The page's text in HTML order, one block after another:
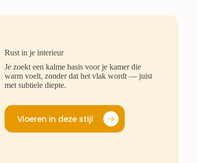
Rust in je interieur
Je zoekt een kalme basis voor je kamer die
warm voelt, zonder dat het vlak wordt — juist
met subtiele diepte.
Vloeren in deze stijl